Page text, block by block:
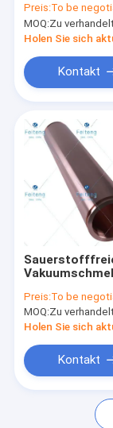
Fordern Sie
Titanziele
Kupfernes
Edelstahl-
Nahtlose
Titanstangen
Gefügigkeit
Preis:To be
MOQ:Zu verhandelt
Kontakt
Preis:To be
MOQ:Zu verhandelt
Kontakt